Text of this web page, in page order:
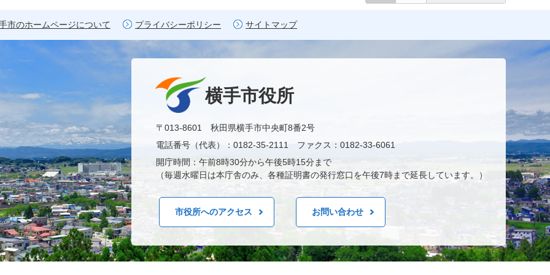
市のホームページについて プライバシーポリシー サイトマップ
横手市役所
〒013-8601 秋田県横手市中央町8番2号
電話番号（代表）：0182-35-2111 ファクス：0182-33-6061
開庁時間：午前8時30分から午後5時15分まで
（毎週水曜日は本庁舎のみ、各種証明書の発行窓口を午後7時まで延長しています。）
市役所へのアクセス お問い合わせ